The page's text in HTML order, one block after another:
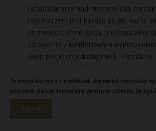
rehabilitacyjne nad morzem lista
nad morzem jest bardzo długa, warto
na miejsca, które łączą profesjonalną
zdrowotną z komfortowym
wielu propozycji dostępnych ośrodków
szczególnie wyróżnia się kompleks
Róża Wiatrów. Oferuje skuteczną
i relaks w malowniczej nadmorskiej
Ta strona korzysta z ciasteczek aby świadczyć usługi na
poziomie. Dalsze korzystanie ze strony oznacza, że